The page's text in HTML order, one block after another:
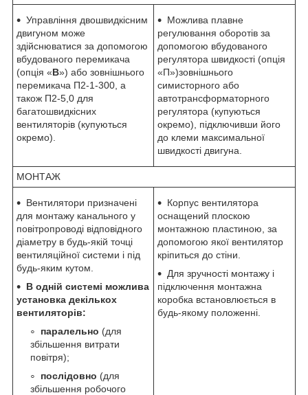
Управління двошвидкісним
двигуном може
здійснюватися за допомогою
вбудованого перемикача
(опція «В») або зовнішнього
перемикача П2-1-300, а
також П2-5,0 для
багатошвидкісних
вентиляторів (купуються
окремо).
Можлива плавне
регулювання оборотів за
допомогою вбудованого
регулятора швидкості (опція
«П»)зовнішнього
симисторного або
автотрансформаторного
регулятора (купуються
окремо), підключивши його
до клеми максимальної
швидкості двигуна.
МОНТАЖ
Вентилятори призначені
для монтажу канального у
повітропроводі відповідного
діаметру в будь-якій точці
вентиляційної системи і під
будь-яким кутом.
В одній системі можлива
установка декількох
вентиляторів:
паралельно (для
збільшення витрати
повітря);
послідовно (для
збільшення робочого
Корпус вентилятора
оснащений плоскою
монтажною пластиною, за
допомогою якої вентилятор
кріпиться до стіни.
Для зручності монтажу і
підключення монтажна
коробка встановлюється в
будь-якому положенні.